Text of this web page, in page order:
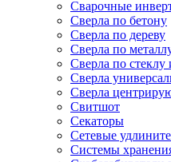
Сварочные
Сверла по бетону
Сверла по дереву
Сверла по
Сверла по стеклу
Сверла
Сверла
Свитшот
Секаторы
Сетевые
Системы